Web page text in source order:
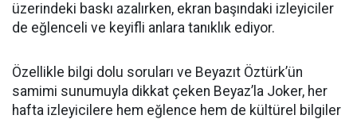
üzerindeki baskı azalırken, ekran başındaki izleyiciler
de eğlenceli ve keyifli anlara tanıklık ediyor.
Özellikle bilgi dolu soruları ve Beyazıt Öztürk’ün
samimi sunumuyla dikkat çeken Beyaz’la Joker, her
hafta izleyicilere hem eğlence hem de kültürel bilgiler